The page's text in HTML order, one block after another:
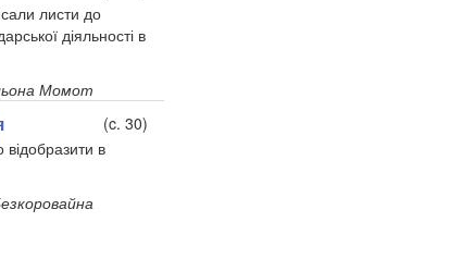
листи до
діяльності в
Момот
(c. 30)
в